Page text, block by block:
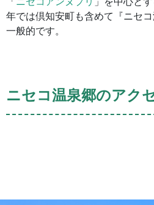
年では倶知安町も含めて『ニセ
一般的です。
ニセコ温泉郷のアク